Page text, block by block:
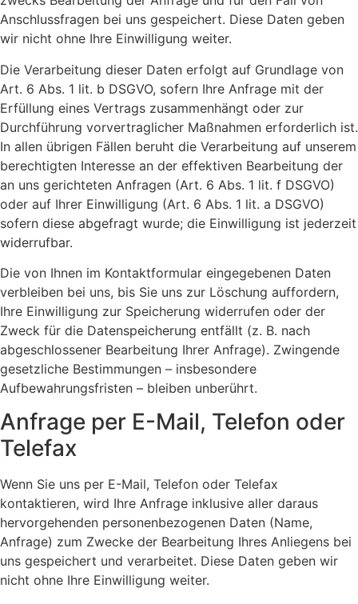
Anschlussfragen bei uns gespeichert. Diese Daten geben
wir nicht ohne Ihre Einwilligung weiter.
Die Verarbeitung dieser Daten erfolgt auf Grundlage von
Art. 6 Abs. 1 lit. b DSGVO, sofern Ihre Anfrage mit der
Erfüllung eines Vertrags zusammenhängt oder zur
Durchführung vorvertraglicher Maßnahmen erforderlich ist.
In allen übrigen Fällen beruht die Verarbeitung auf unserem
berechtigten Interesse an der effektiven Bearbeitung der
an uns gerichteten Anfragen (Art. 6 Abs. 1 lit. f DSGVO)
oder auf Ihrer Einwilligung (Art. 6 Abs. 1 lit. a DSGVO)
sofern diese abgefragt wurde; die Einwilligung ist jederzeit
widerrufbar.
Die von Ihnen im Kontaktformular eingegebenen Daten
verbleiben bei uns, bis Sie uns zur Löschung auffordern,
Ihre Einwilligung zur Speicherung widerrufen oder der
Zweck für die Datenspeicherung entfällt (z. B. nach
abgeschlossener Bearbeitung Ihrer Anfrage). Zwingende
gesetzliche Bestimmungen – insbesondere
Aufbewahrungsfristen – bleiben unberührt.
Anfrage per E-Mail, Telefon oder
Telefax
Wenn Sie uns per E-Mail, Telefon oder Telefax
kontaktieren, wird Ihre Anfrage inklusive aller daraus
hervorgehenden personenbezogenen Daten (Name,
Anfrage) zum Zwecke der Bearbeitung Ihres Anliegens bei
uns gespeichert und verarbeitet. Diese Daten geben wir
nicht ohne Ihre Einwilligung weiter.